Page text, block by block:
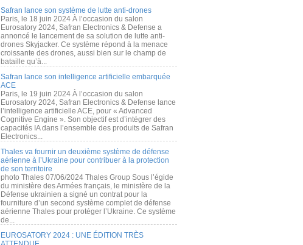
Safran lance son système de lutte anti-drones
Paris, le 18 juin 2024 À l’occasion du salon
Eurosatory 2024, Safran Electronics & Defense a
annoncé le lancement de sa solution de lutte anti-
drones Skyjacker. Ce système répond à la menace
croissante des drones, aussi bien sur le champ de
bataille qu’à...
Safran lance son intelligence artificielle embarquée
ACE
Paris, le 19 juin 2024 À l’occasion du salon
Eurosatory 2024, Safran Electronics & Defense lance
l’intelligence artificielle ACE, pour « Advanced
Cognitive Engine ». Son objectif est d’intégrer des
capacités IA dans l’ensemble des produits de Safran
Electronics...
Thales va fournir un deuxième système de défense
aérienne à l’Ukraine pour contribuer à la protection
de son territoire
photo Thales 07/06/2024 Thales Group Sous l’égide
du ministère des Armées français, le ministère de la
Défense ukrainien a signé un contrat pour la
fourniture d’un second système complet de défense
aérienne Thales pour protéger l’Ukraine. Ce système
de...
EUROSATORY 2024 : UNE ÉDITION TRÈS